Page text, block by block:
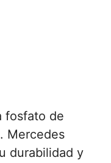
fosfato de
Mercedes
durabilidad y